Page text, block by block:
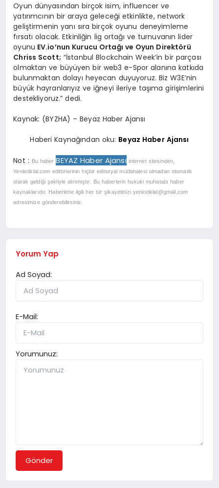
Oyun dünyasından birçok isim, influencer ve
yatırımcının bir araya geleceği etkinlikte, network
geliştirmenin yanı sıra birçok oyunu deneyimleme
fırsatı olacak. Etkinliğin lig ortağı ve turnuvanın lider
oyunu EV.io’nun Kurucu Ortağı ve Oyun Direktörü
Chriss Scott; “İstanbul Blockchain Week’in bir parçası
olmaktan ve büyüyen bir web3 e-Spor alanına katkıda
bulunmaktan dolayı heyecan duyuyoruz. Biz W3E’nin
büyük hayranlarıyız ve iğneyi ileriye taşıma girişimlerini
destekliyoruz.” dedi.
Kaynak: (BYZHA) – Beyaz Haber Ajansı
Haberi Kaynağından oku: Beyaz Haber Ajansı
Not : Bu haber BEYAZ Haber Ajansı internet sitesinden,
Yeniistiklal.com editörlerinin hiçbir editoryal müdahalesi olmadan otomatik
olarak geldiği şekliyle alınmıştır. Bu haberlerin hukuki muhatabı haber
kaynaklarıdır. Haberlerle ilgili her tür şikayetinizi yeniistiklal@gmail.com
adresimize gönderebilirsiniz.
Yorum Yap
Ad Soyad:
E-Mail:
Yorumunuz:
Gönder